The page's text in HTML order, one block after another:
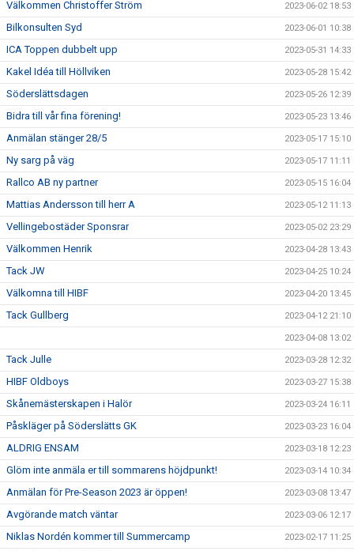
Välkommen Christoffer Ström 2023-06-02 18:53
Bilkonsulten Syd 2023-06-01 10:38
ICA Toppen dubbelt upp 2023-05-31 14:33
Kakel Idéa till Höllviken 2023-05-28 15:42
Söderslättsdagen 2023-05-26 12:39
Bidra till vår fina förening! 2023-05-23 13:46
Anmälan stänger 28/5 2023-05-17 15:10
Ny sarg på väg 2023-05-17 11:11
Rallco AB ny partner 2023-05-15 16:04
Mattias Andersson till herr A 2023-05-12 11:13
Vellingebostäder Sponsrar 2023-05-02 23:29
Välkommen Henrik 2023-04-28 13:43
Tack JW 2023-04-25 10:24
Välkomna till HIBF 2023-04-20 13:45
Tack Gullberg 2023-04-12 21:10
2023-04-08 13:02
Tack Julle 2023-03-28 12:32
HIBF Oldboys 2023-03-27 15:38
Skånemästerskapen i Halör 2023-03-24 16:11
Påskläger på Söderslätts GK 2023-03-23 16:04
ALDRIG ENSAM 2023-03-18 12:23
Glöm inte anmäla er till sommarens höjdpunkt! 2023-03-14 10:34
Anmälan för Pre-Season 2023 är öppen! 2023-03-08 13:47
Avgörande match väntar 2023-03-06 12:17
Niklas Nordén kommer till Summercamp 2023-02-17 11:25